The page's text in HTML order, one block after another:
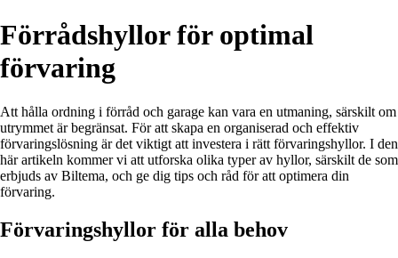
Förrådshyllor för optimal
förvaring
Att hålla ordning i förråd och garage kan vara en utmaning, särskilt om
utrymmet är begränsat. För att skapa en organiserad och effektiv
förvaringslösning är det viktigt att investera i rätt förvaringshyllor. I den
här artikeln kommer vi att utforska olika typer av hyllor, särskilt de som
erbjuds av Biltema, och ge dig tips och råd för att optimera din
förvaring.
Förvaringshyllor för alla behov